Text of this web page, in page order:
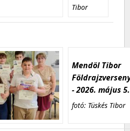
Tibor
Mendöl Tibor
- 2026. május 5.
fotó: Tüskés Tibor